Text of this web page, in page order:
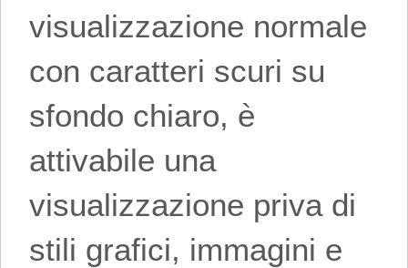
visualizzazione normale
con caratteri scuri su
sfondo chiaro, è
attivabile una
visualizzazione priva di
stili grafici, immagini e